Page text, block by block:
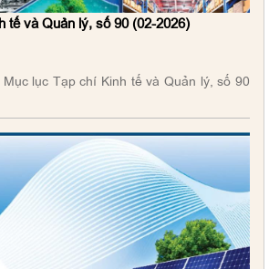
tế và Quản lý, số 90 (02-2026)
lục Tạp chí Kinh tế và Quản lý, số 90